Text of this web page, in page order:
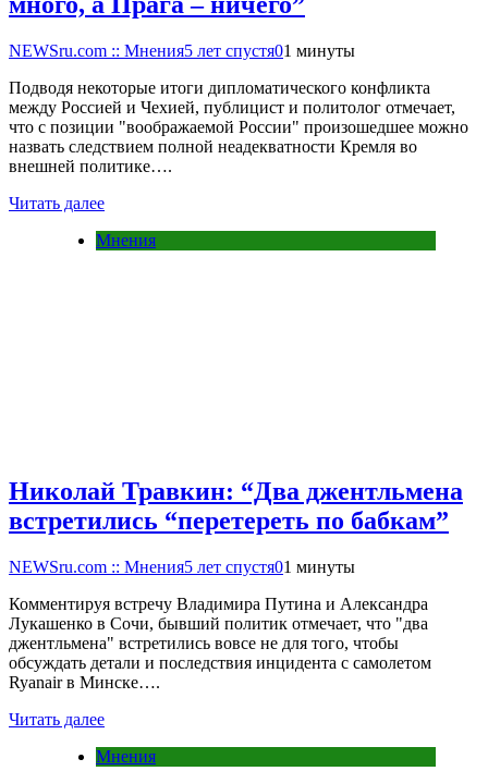
NEWSru.com :: Мнения5 лет спустя01 минуты
Подводя некоторые итоги дипломатического конфликта
между Россией и Чехией, публицист и политолог отмечает,
что с позиции "воображаемой России" произошедшее можно
назвать следствием полной неадекватности Кремля во
внешней политике….
Читать далее
Мнения
Николай Травкин: “Два джентльмена
встретились “перетереть по бабкам”
NEWSru.com :: Мнения5 лет спустя01 минуты
Комментируя встречу Владимира Путина и Александра
Лукашенко в Сочи, бывший политик отмечает, что "два
джентльмена" встретились вовсе не для того, чтобы
обсуждать детали и последствия инцидента с самолетом
Ryanair в Минске….
Читать далее
Мнения